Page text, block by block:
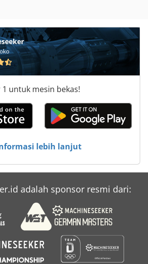
untuk mesin bekas!
lebih lanjut
adalah sponsor resmi dari: